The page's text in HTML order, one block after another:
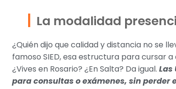
La modalidad
¿Quién dijo que calidad y distancia no se
famoso SIED, esa estructura para cursar
¿Vives en Rosario? ¿En Salta? Da igual. Las
para consultas o exámenes, sin perder